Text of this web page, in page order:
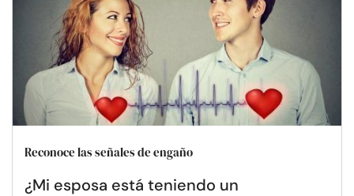
Reconoce las señales de engaño
¿Mi esposa está teniendo un